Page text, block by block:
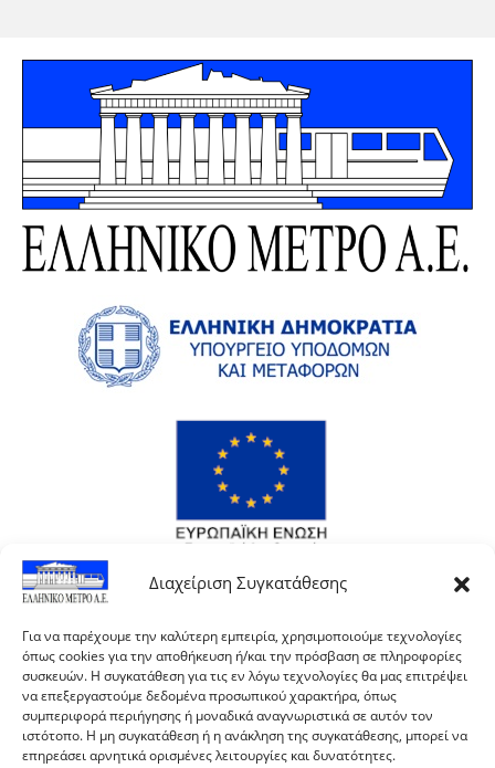
Διαχείριση Συγκατάθεσης
Για να παρέχουμε την καλύτερη εμπειρία, χρησιμοποιούμε τεχνολογίες
όπως cookies για την αποθήκευση ή/και την πρόσβαση σε πληροφορίες
συσκευών. Η συγκατάθεση για τις εν λόγω τεχνολογίες θα μας επιτρέψει
να επεξεργαστούμε δεδομένα προσωπικού χαρακτήρα, όπως
συμπεριφορά περιήγησης ή μοναδικά αναγνωριστικά σε αυτόν τον
ιστότοπο. Η μη συγκατάθεση ή η ανάκληση της συγκατάθεσης, μπορεί να
επηρεάσει αρνητικά ορισμένες λειτουργίες και δυνατότητες.